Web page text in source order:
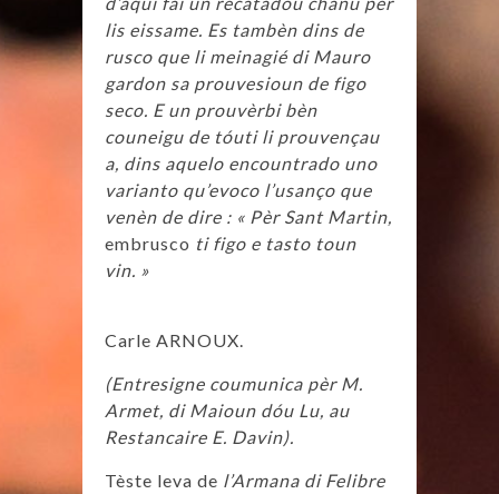
lis eissame. Es tambèn dins de
rusco que li meinagié di Mauro
gardon sa prouvesioun de figo
seco. E un prouvèrbi bèn
couneigu de tóuti li prouvençau
a, dins aquelo encountrado uno
varianto qu’evoco l’usanço que
venèn de dire : « Pèr Sant Martin,
embrusco ti figo e tasto toun
vin. »
Carle ARNOUX.
(Entresigne coumunica pèr M.
Armet, di Maioun dóu Lu, au
Restancaire E. Davin).
Tèste leva de l’Armana di Felibre